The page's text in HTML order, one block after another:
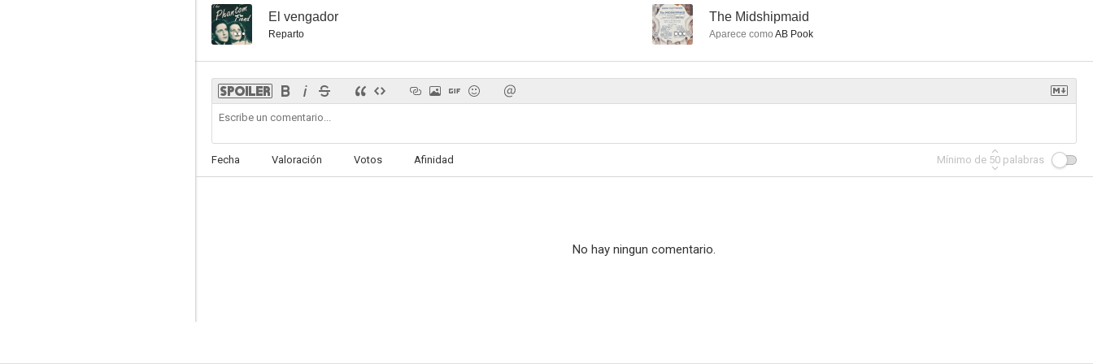
-- El vengador
Reparto
-- The Midshipmaid
Aparece como AB Pook
Fecha Valoración Votos Afinidad Mínimo de 50 palabras
No hay ningun comentario.